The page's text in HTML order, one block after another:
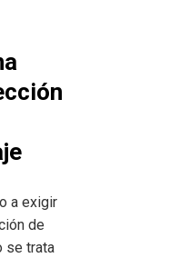
a exigir
de
se trata